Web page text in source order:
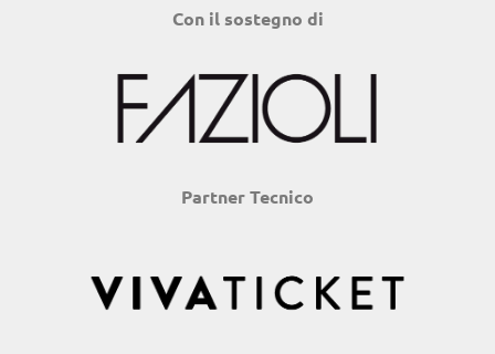
Con il sostegno di
Partner Tecnico